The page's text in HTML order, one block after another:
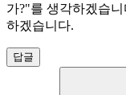
가?"를 생각하겠습
하겠습니다.
답글